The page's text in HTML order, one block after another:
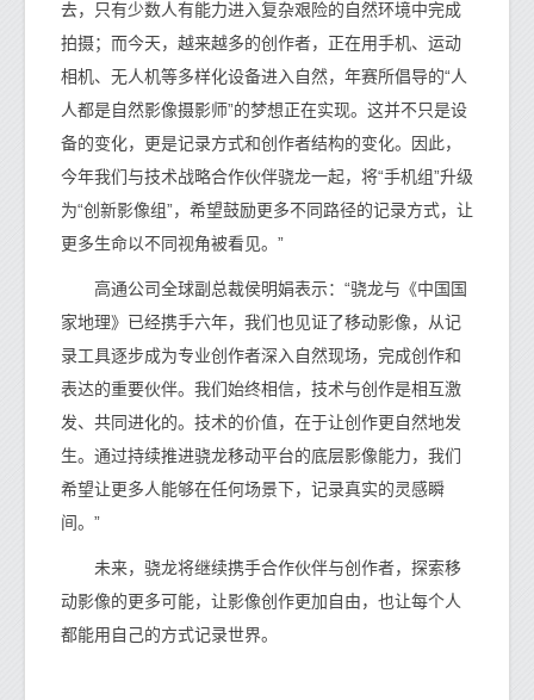
去，只有少数人有能力进入复杂艰险的自然环境中完成
拍摄；而今天，越来越多的创作者，正在用手机、运动
相机、无人机等多样化设备进入自然，年赛所倡导的“人
人都是自然影像摄影师”的梦想正在实现。这并不只是设
备的变化，更是记录方式和创作者结构的变化。因此，
今年我们与技术战略合作伙伴骁龙一起，将“手机组”升级
为“创新影像组”，希望鼓励更多不同路径的记录方式，让
更多生命以不同视角被看见。”
高通公司全球副总裁侯明娟表示：“骁龙与《中国国
家地理》已经携手六年，我们也见证了移动影像，从记
录工具逐步成为专业创作者深入自然现场，完成创作和
表达的重要伙伴。我们始终相信，技术与创作是相互激
发、共同进化的。技术的价值，在于让创作更自然地发
生。通过持续推进骁龙移动平台的底层影像能力，我们
希望让更多人能够在任何场景下，记录真实的灵感瞬
间。”
未来，骁龙将继续携手合作伙伴与创作者，探索移
动影像的更多可能，让影像创作更加自由，也让每个人
都能用自己的方式记录世界。